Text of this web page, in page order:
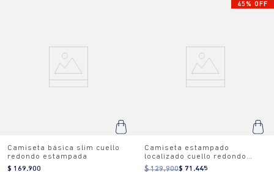
Camiseta básica slim cuello
redondo estampada
$ 169.900
45% OFF
Camiseta estampado
localizado cuello redondo
para mujer
$ 129.900$ 71.445